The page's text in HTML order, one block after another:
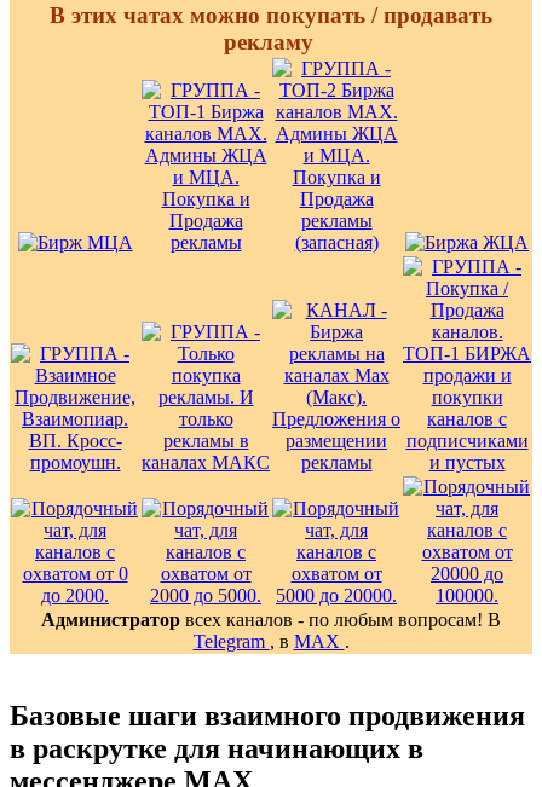
В этих чатах можно покупать / продавать
рекламу
Администратор всех каналов - по любым вопросам! В
Telegram , в MAX .
Базовые шаги взаимного продвижения
в раскрутке для начинающих в
мессенджере MAX